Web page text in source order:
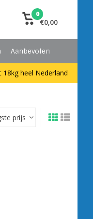
0
€0,00
Aanbevolen
18kg heel Nederland
prijs